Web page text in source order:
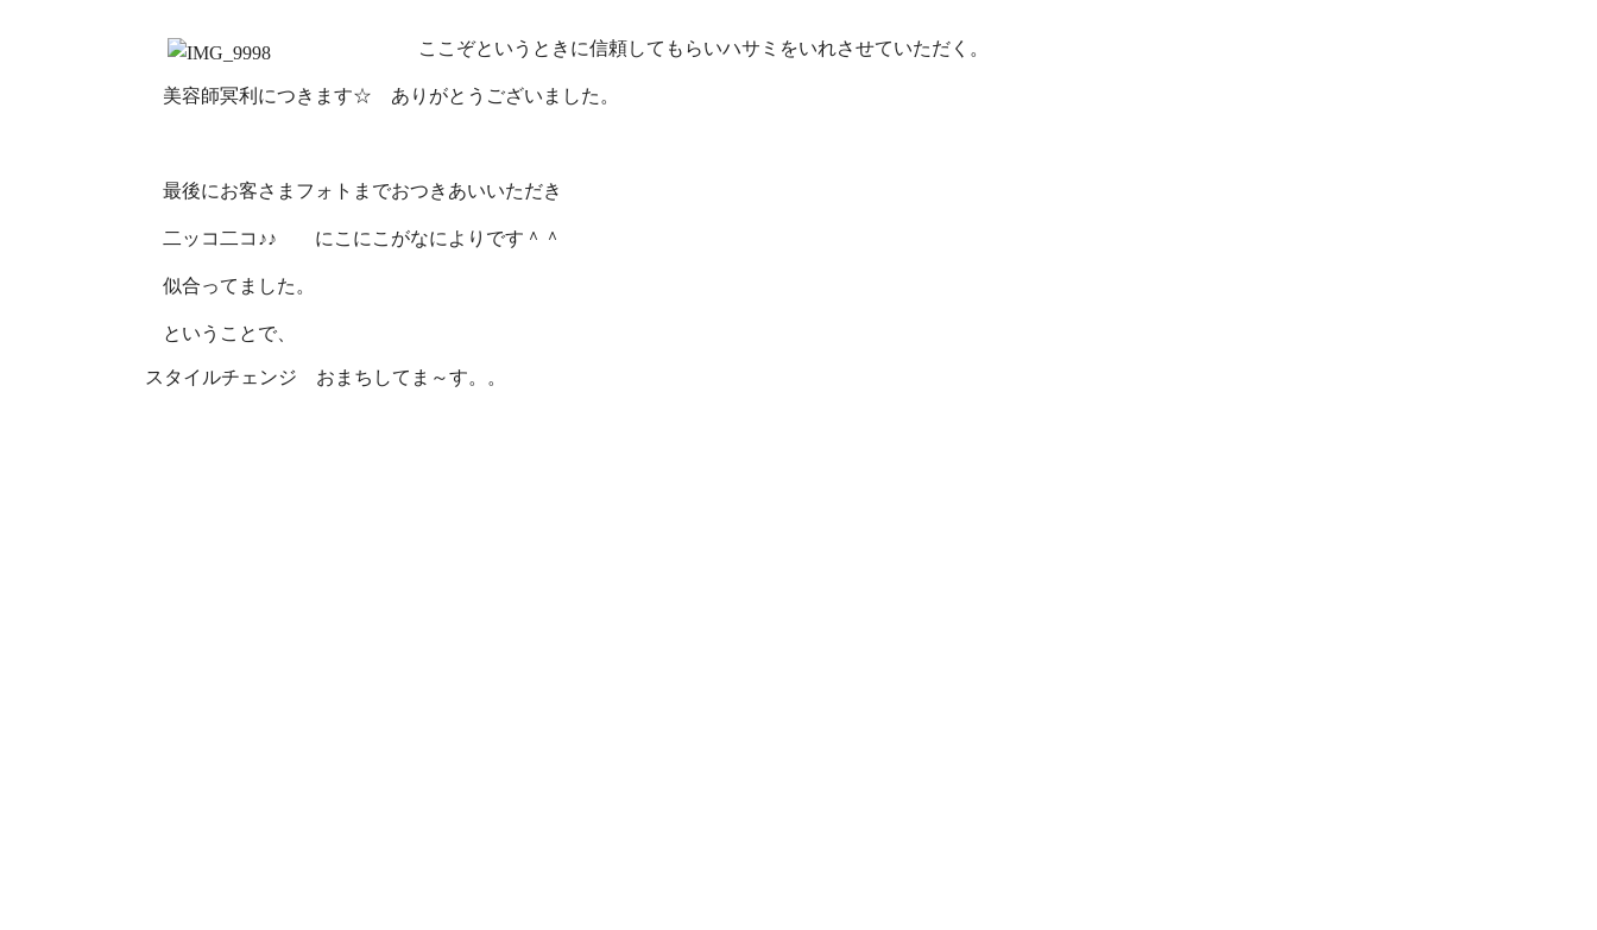
ここぞというときに信頼してもらいハサミをいれさせていただく。
美容師冥利につきます☆ ありがとうございました。
最後にお客さまフォトまでおつきあいいただき
二ッコ二コ♪♪ にこにこがなによりです＾＾
似合ってました。
ということで、
スタイルチェンジ おまちしてま～す。。